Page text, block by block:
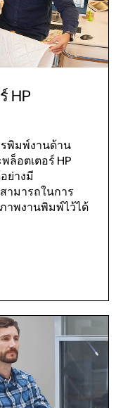
HP
พิมพ์งานด้าน
ล็อตเตอร์ HP
ย่างมี
ามารถในการ
าพงานพิมพ์ไว้ได้